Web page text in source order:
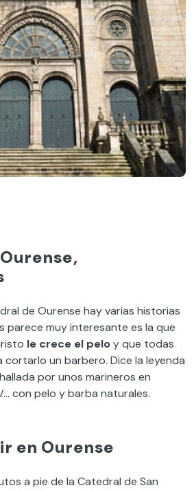
de Ourense hay varias historias
parece muy interesante es la que
le crece el peloy que todas
cortarlo un barbero. Dice la leyenda
por unos marineros en
con pelo y barba naturales.
en Ourense
a pie de la Catedral de San